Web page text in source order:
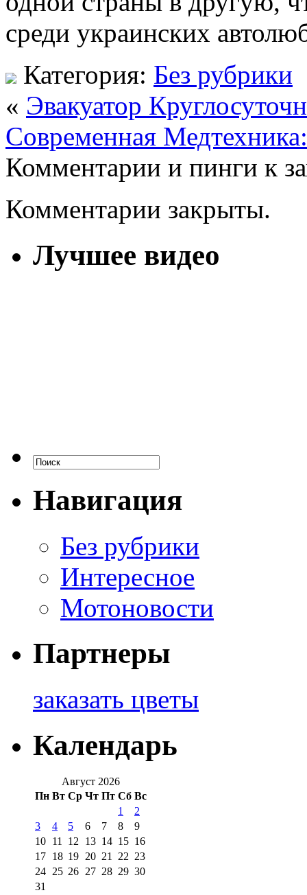
среди украинских
Категория: Без рубрики
« Эвакуатор
Современная
Комментарии и пинги к
Комментарии закрыты.
Лучшее видео
Навигация
Без рубрики
Интересное
Мотоновости
Партнеры
заказать цветы
Календарь
Август 2026
Пн Вт Ср Чт Пт Сб Вс
1
2
3
4 5 6 7 8
9
10 11 12 13 14 15 16
17 18 19 20 21 22 23
24 25 26 27 28 29 30
31